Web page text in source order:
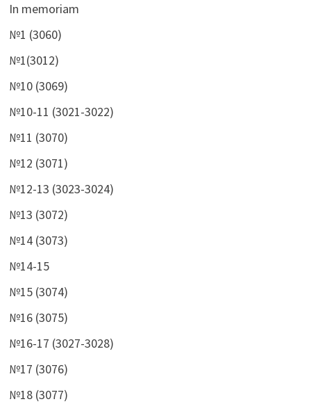
In memoriam
№1 (3060)
№1(3012)
№10 (3069)
№10-11 (3021-3022)
№11 (3070)
№12 (3071)
№12-13 (3023-3024)
№13 (3072)
№14 (3073)
№14-15
№15 (3074)
№16 (3075)
№16-17 (3027-3028)
№17 (3076)
№18 (3077)